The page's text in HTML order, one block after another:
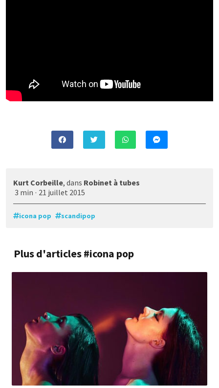
Kurt Corbeille, dans Robinet à tubes
3 min · 21 juillet 2015
icona pop scandipop
Plus d'articles #icona pop